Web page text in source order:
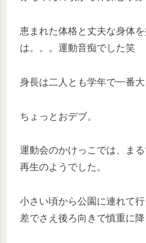
恵まれた体格と丈夫な身体
は。。。運動音痴でした笑
身長は二人とも学年で一番大
ちょっとおデブ。
運動会のかけっこでは、ま
再生のようでした。
小さい頃から公園に連れて
差でさえ後ろ向きで慎重に降